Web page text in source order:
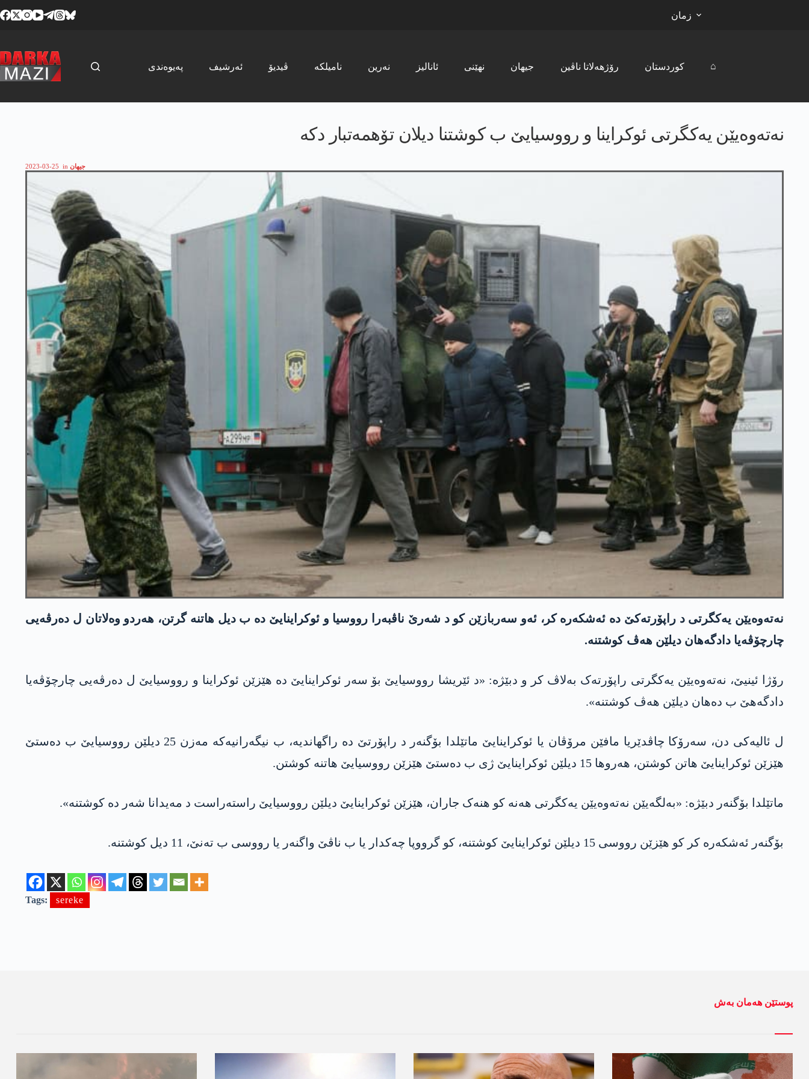
to
زمان
پەیوەندی ئەرشیف ڤیدیۆ نامیلکە نەرین ئانالیز نھێنی جیھان رۆژھەلاتا ناڤین کوردستان ⌂
نەتەوەیێن یەکگرتی ئوکراینا و رووسیایێ ب کوشتنا دیلان تۆهمەتبار دکە
2023-03-25 in جیھان
نەتەوەیێن یەکگرتی د راپۆرتەکێ دە ئەشکەرە کر، ئەو سەربازێن کو د شەرێ ناڤبەرا رووسیا و ئوکراینایێ دە ب دیل هاتنە گرتن، هەردو وەلاتان ل دەرڤەیی
چارچۆڤەیا دادگەهان دیلێن هەڤ کوشتنە.
رۆژا ئینیێ، نەتەوەیێن یەکگرتی راپۆرتەک بەلاڤ کر و دبێژە: «د ئێریشا رووسیایێ بۆ سەر ئوکراینایێ دە هێزێن ئوکراینا و رووسیایێ ل دەرڤەیی چارچۆڤەیا
دادگەهێ ب دەهان دیلێن هەڤ کوشتنە».
ل ئالیەکی دن، سەرۆکا چاڤدێریا مافێن مرۆڤان یا ئوکراینایێ ماتێلدا بۆگنەر د راپۆرتێ دە راگهاندیە، ب نیگەرانیەکە مەزن 25 دیلێن رووسیایێ ب دەستێ
هێزێن ئوکراینایێ هاتن کوشتن، هەروها 15 دیلێن ئوکراینایێ ژی ب دەستێ هێزێن رووسیایێ هاتنە کوشتن.
ماتێلدا بۆگنەر دبێژە: «بەلگەیێن نەتەوەیێن یەکگرتی هەنە کو هنەک جاران، هێزێن ئوکراینایێ دیلێن رووسیایێ راستەراست د مەیدانا شەر دە کوشتنە».
بۆگنەر ئەشکەرە کر کو هێزێن رووسی 15 دیلێن ئوکراینایێ کوشتنە، کو گرووپا چەکدار یا ب ناڤێ واگنەر یا رووسی ب تەنێ، 11 دیل کوشتنە.
Tags: sereke
پوستێن ھەمان بەش